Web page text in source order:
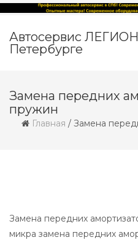
Автосервис
Петербурге
Замена передних
пружин
Главная / Замена
Замена передних
микра замена передних